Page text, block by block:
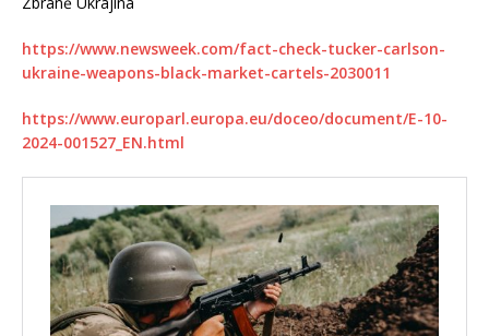
https://www.newsweek.com/fact-check-tucker-carlson-
ukraine-weapons-black-market-cartels-2030011
https://www.europarl.europa.eu/doceo/document/E-10-
2024-001527_EN.html